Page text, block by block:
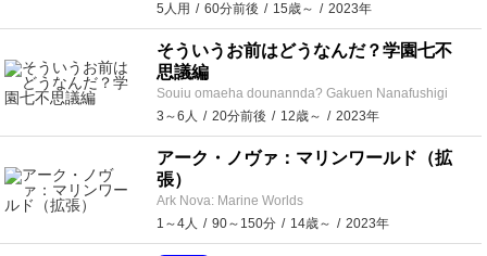
5人用
60分前後 15歳～ 2023年
そういうお前はどうなんだ？学園七不
思議編
Souiu omaeha dounannda? Gakuen Nanafushigi
3～6人
20分前後 12歳～ 2023年
アーク・ノヴァ：マリンワールド（拡
張）
Ark Nova: Marine Worlds
1～4人
90～150分 14歳～ 2023年